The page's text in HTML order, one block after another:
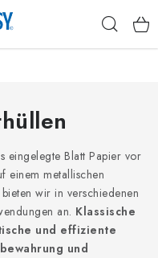
eingelegte Blatt Papier vor
einem metallischen
wir in verschiedenen
an. Klassische
und effiziente
und